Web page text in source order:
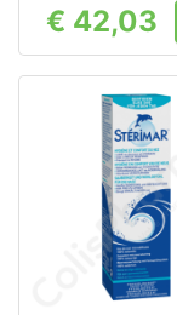
Prijs
€ 42,03